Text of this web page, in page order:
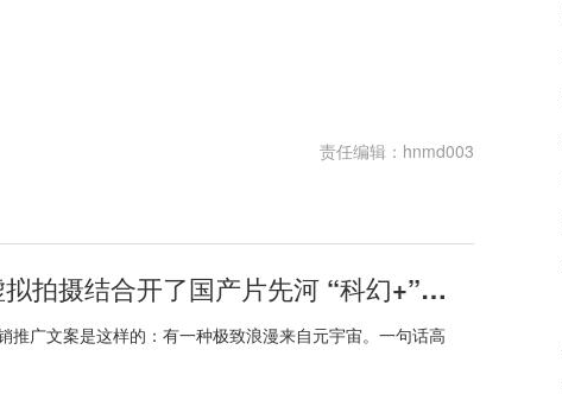
责任编辑：hnmd003
现场动作捕捉和虚拟拍摄结合开了国产片先河 “科幻+”还是“+科幻”这是个问题
推广文案是这样的：有一种极致浪漫来自元宇宙。一句话高